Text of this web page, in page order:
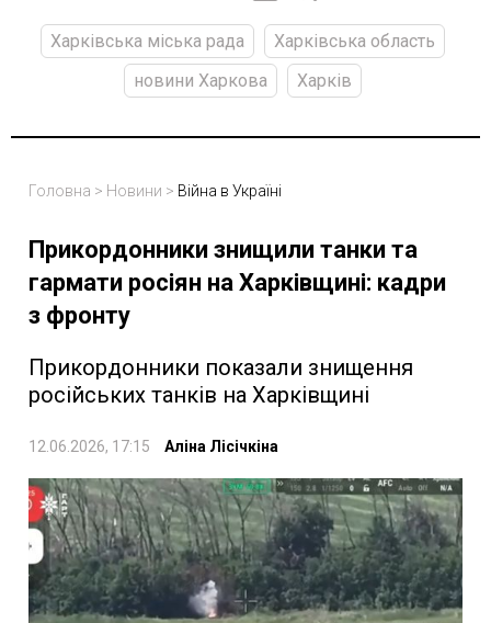
Харківська міська рада
Харківська область
новини Харкова
Харків
Головна > Новини > Війна в Україні
Прикордонники знищили танки та
гармати росіян на Харківщині: кадри
з фронту
Прикордонники показали знищення
російських танків на Харківщині
12.06.2026, 17:15 Аліна Лісічкіна